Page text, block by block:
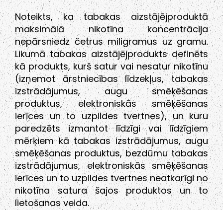
Noteikts, ka tabakas aizstājējproduktā
maksimālā nikotīna koncentrācija
nepārsniedz četrus miligramus uz gramu.
Likumā tabakas aizstājējprodukts definēts
kā produkts, kurš satur vai nesatur nikotīnu
(izņemot ārstniecības līdzekļus, tabakas
izstrādājumus, augu smēķēšanas
produktus, elektroniskās smēķēšanas
ierīces un to uzpildes tvertnes), un kuru
paredzēts izmantot līdzīgi vai līdzīgiem
mērķiem kā tabakas izstrādājumus, augu
smēķēšanas produktus, bezdūmu tabakas
izstrādājumus, elektroniskās smēķēšanas
ierīces un to uzpildes tvertnes neatkarīgi no
nikotīna satura šajos produktos un to
lietošanas veida.